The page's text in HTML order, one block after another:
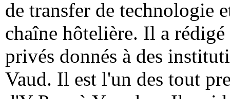
de transfer de technologie
chaîne hôtelière. Il a
privés donnés à des
Vaud. Il est l'un des tout